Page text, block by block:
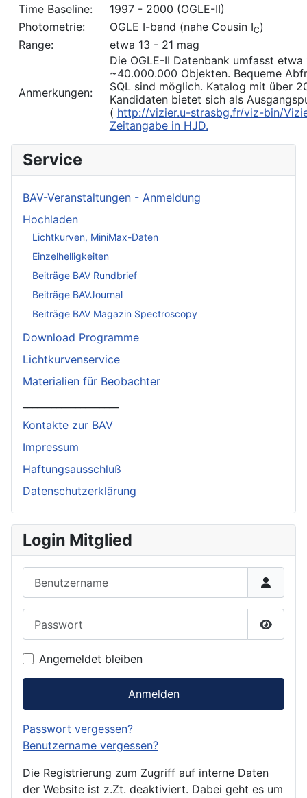
Time Baseline:
1997 - 2000 (OGLE-II)
Photometrie:
OGLE I-band (nahe Cousin IC)
Range:
etwa 13 - 21 mag
Anmerkungen:
Die OGLE-II Datenbank umfasst
~40.000.000 Objekten. Bequeme
SQL sind möglich. Katalog mit über
Kandidaten bietet sich als
( http://vizier.u-strasbg.fr/viz-bin/
Zeitangabe in HJD.
Service
BAV-Veranstaltungen - Anmeldung
Hochladen
Lichtkurven, MiniMax-Daten
Einzelhelligkeiten
Beiträge BAV Rundbrief
Beiträge BAVJournal
Beiträge BAV Magazin Spectroscopy
Download Programme
Lichtkurvenservice
Materialien für Beobachter
Kontakte zur BAV
Impressum
Haftungsausschluß
Datenschutzerklärung
Login Mitglied
Angemeldet bleiben
Anmelden
Passwort vergessen?
Benutzername vergessen?
Die Registrierung zum Zugriff auf interne Daten
der Website ist z.Zt. deaktiviert. Dabei geht es um